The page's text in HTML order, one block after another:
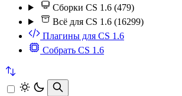
Сборки CS 1.6 (479)
Всё для CS 1.6 (16299)
Плагины для CS 1.6
Собрать CS 1.6